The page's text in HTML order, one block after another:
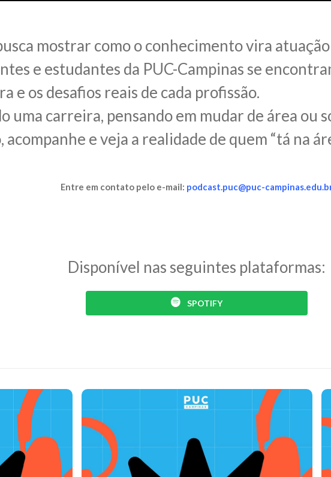
mostrar como o conhecimento vira
e estudantes da PUC-Campinas se
e os desafios reais de cada profissão.
uma carreira, pensando em mudar de área ou
e veja a realidade de quem “tá na
Entre em contato pelo e-mail: podcast.puc@puc-
Disponível nas seguintes plataformas:
SPOTIFY